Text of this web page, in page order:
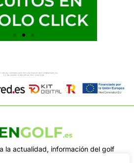
la actualidad, información del golf